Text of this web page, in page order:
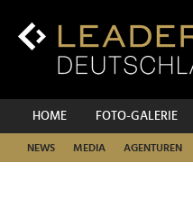
Inhalt
HOME FOTO-GALERIE
NEWS MEDIA AGENTUREN